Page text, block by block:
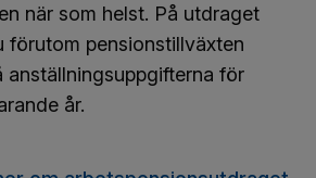
när som helst. På utdraget
förutom pensionstillväxten
anställningsuppgifterna för
år.